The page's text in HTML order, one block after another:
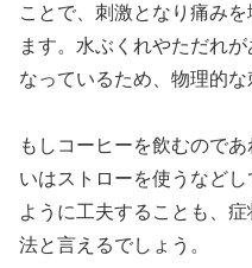
ことで、刺激となり痛み
ます。水ぶくれやただれ
なっているため、物理的な
もしコーヒーを飲むので
いはストローを使うなど
ように工夫することも、
法と言えるでしょう。